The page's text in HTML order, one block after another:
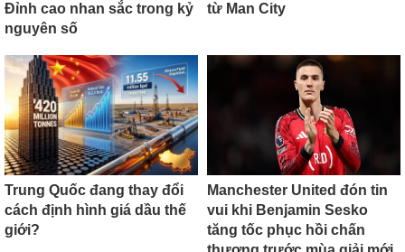
Đỉnh cao nhan sắc trong kỷ
nguyên số
từ Man City
Trung Quốc đang thay đổi
cách định hình giá dầu thế
giới?
Manchester United đón tin
vui khi Benjamin Sesko
tăng tốc phục hồi chấn